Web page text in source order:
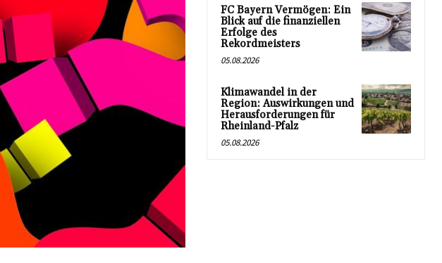
FC Bayern Vermögen: Ein
Blick auf die finanziellen
Erfolge des
Rekordmeisters
05.08.2026
Klimawandel in der
Region: Auswirkungen und
Herausforderungen für
Rheinland-Pfalz
05.08.2026